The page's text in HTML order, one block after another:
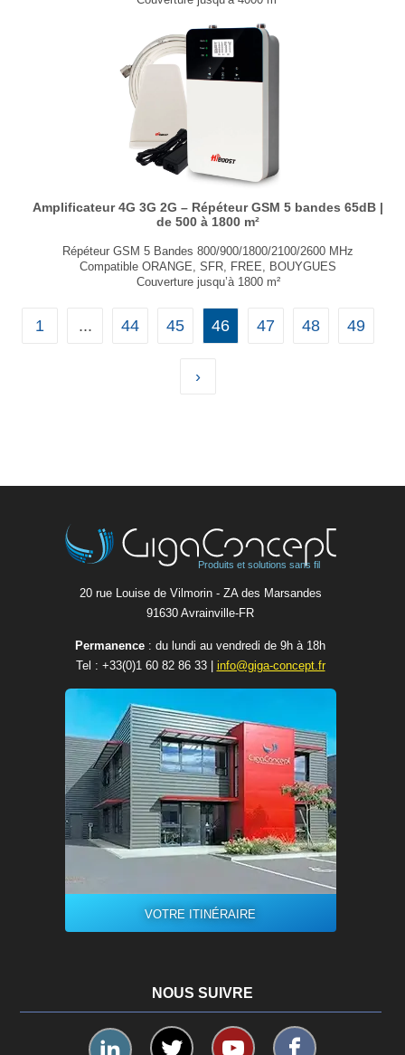
Application smartphone
Conforme aux normes ETSI et 3GPP
Certifié CE RED et RoHS
Kit Starter avec antennes et câbles
Amplificateur 4G 3G 2G – Répéteur GSM 5 bandes 65dB |
de 500 à 1800 m²
Répéteur GSM 5 Bandes 800/900/1800/2100/2600 MHz
Compatible ORANGE, SFR, FREE, BOUYGUES
Couverture jusqu’à 1800 m²
Ajustement automatique du gain
Antenne indoor intégrée
Kit Starter avec antennes et câbles
Certifié CE RED et RoHS
1 ... 44 45 46 47 48 49
›
Produits et solutions sans fil
20 rue Louise de Vilmorin - ZA des Marsandes
91630 Avrainvilleㅤ-ㅤFR
Permanence : du lundi au vendredi de 9h à 18h
Tel : +33(0)1 60 82 86 33| info@giga-concept.fr
VOTRE ITINÉRAIRE
NOUS SUIVRE